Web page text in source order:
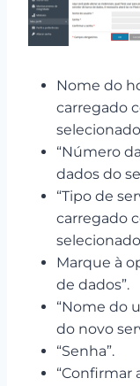
Nome do
carregado
“Número
dados do
“Tipo de
carregado
Marque à
de dados”.
“Nome do
do novo
“Senha”.
“Confirmar